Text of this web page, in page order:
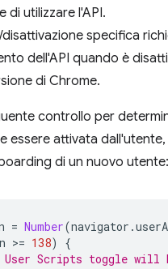
di utilizzare l'API.
specifica
dell'API quando è
di Chrome.
controllo per
essere attivata
di un nuovo utente:
= Number(navigator .
>= 138)
{
Scripts toggle will